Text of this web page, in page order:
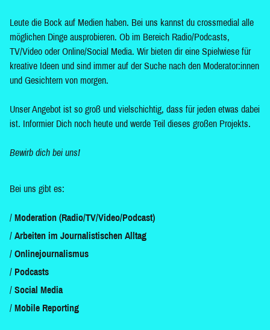
Leute die Bock auf Medien haben. Bei uns kannst du crossmedial alle
möglichen Dinge ausprobieren. Ob im Bereich Radio/Podcasts,
TV/Video oder Online/Social Media. Wir bieten dir eine Spielwiese für
kreative Ideen und sind immer auf der Suche nach den Moderator:innen
und Gesichtern von morgen.
Unser Angebot ist so groß und vielschichtig, dass für jeden etwas dabei
ist. Informier Dich noch heute und werde Teil dieses großen Projekts.
Bewirb dich bei uns!
Bei uns gibt es:
Moderation (Radio/TV/Video/Podcast)
Arbeiten im Journalistischen Alltag
Onlinejournalismus
Podcasts
Social Media
Mobile Reporting